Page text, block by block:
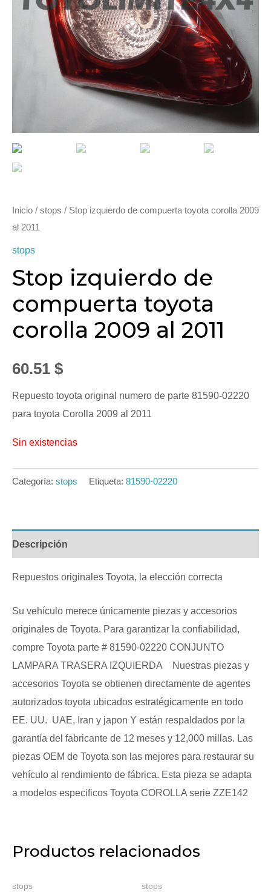
Inicio / stops / Stop izquierdo de compuerta toyota corolla 2009
al 2011
stops
Stop izquierdo de
compuerta toyota
corolla 2009 al 2011
60.51 $
Repuesto toyota original numero de parte 81590-02220
para toyota Corolla 2009 al 2011
Sin existencias
Categoría: stops Etiqueta: 81590-02220
Descripción
Repuestos originales Toyota, la elección correcta
Su vehículo merece únicamente piezas y accesorios
originales de Toyota. Para garantizar la confiabilidad,
compre Toyota parte # 81590-02220 CONJUNTO
LAMPARA TRASERA IZQUIERDA Nuestras piezas y
accesorios Toyota se obtienen directamente de agentes
autorizados toyota ubicados estratégicamente en todo
EE. UU. UAE, Iran y japon Y están respaldados por la
garantía del fabricante de 12 meses y 12,000 millas. Las
piezas OEM de Toyota son las mejores para restaurar su
vehículo al rendimiento de fábrica. Esta pieza se adapta
a modelos especificos Toyota COROLLA serie ZZE142
Productos relacionados
stops stops